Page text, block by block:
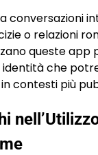
conversazioni
o relazioni
queste app
che
contesti più